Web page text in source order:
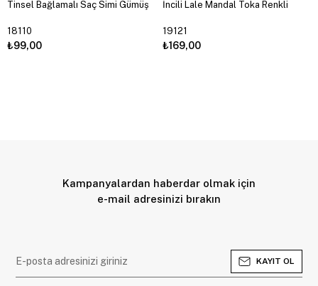
Tinsel Bağlamalı Saç Simi Gümüş
18110
₺99,00
İncili Lale Mandal Toka Renkli
19121
₺169,00
Kampanyalardan haberdar olmak için
e-mail adresinizi bırakın
KAYIT OL